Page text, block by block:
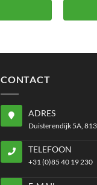
CONTACT
ADRES
Duisterendijk 5A,
TELEFOON
+31 (0)85 40 19 230